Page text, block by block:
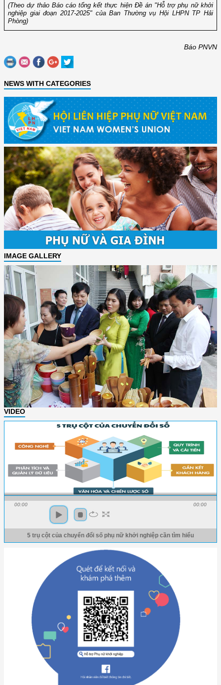
(Theo dự thảo Báo cáo tổng kết thực hiện Đề án "Hỗ trợ phụ nữ khởi
nghiệp giai đoạn 2017-2025" của Ban Thường vụ Hội LHPN TP Hải
Phòng)
Báo PNVN
NEWS WITH CATEGORIES
IMAGE GALLERY
VIDEO
00:00 00:00
5 trụ cột của chuyển đổi số phụ nữ khởi nghiệp cần tìm hiểu